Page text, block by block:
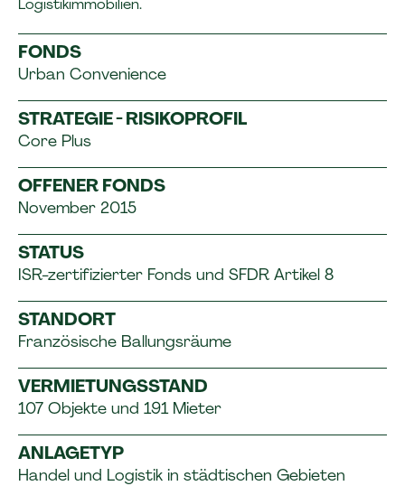
Logistikimmobilien.
FONDS
Urban Convenience
STRATEGIE - RISIKOPROFIL
Core Plus
OFFENER FONDS
November 2015
STATUS
ISR-zertifizierter Fonds und SFDR Artikel 8
STANDORT
Französische Ballungsräume
VERMIETUNGSSTAND
107 Objekte und 191 Mieter
ANLAGETYP
Handel und Logistik in städtischen Gebieten